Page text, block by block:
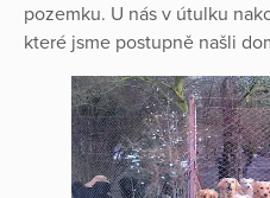
pozemku. U nás v útulku
které jsme postupně našli